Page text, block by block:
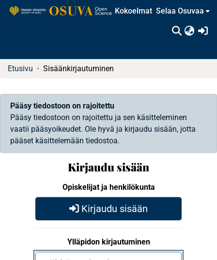
Kokoelmat Selaa Osuvaa
Etusivu Sisäänkirjautuminen
Pääsy tiedostoon on rajoitettu
Pääsy tiedostoon on rajoitettu ja sen käsitteleminen
vaatii pääsyoikeudet. Ole hyvä ja kirjaudu sisään, jotta
pääset käsittelemään tiedostoa.
Kirjaudu sisään
Opiskelijat ja henkilökunta
Kirjaudu sisään
Ylläpidon kirjautuminen